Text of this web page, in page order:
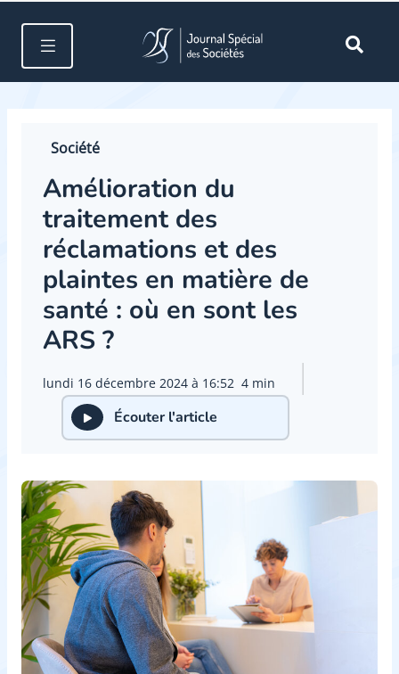
Société
Amélioration du
traitement des
réclamations et des
plaintes en matière de
santé : où en sont les
ARS ?
lundi 16 décembre 2024 à 16:52 4 min
Écouter l'article